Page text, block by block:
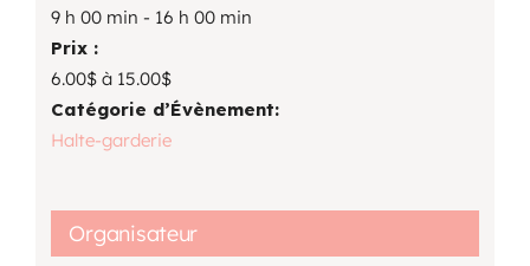
9 h 00 min - 16 h 00 min
Prix :
6.00$ à 15.00$
Catégorie d’Évènement:
Halte-garderie
Organisateur